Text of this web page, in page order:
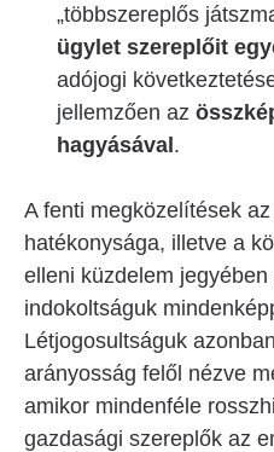
„többszereplős
ügylet szereplőit
adójogi
jellemzően az
hagyásával .
A fenti megközelítések
hatékonysága, illetve a
elleni küzdelem
indokoltságuk
Létjogosultságuk
arányosság felől nézve
amikor mindenféle
gazdasági szereplők az